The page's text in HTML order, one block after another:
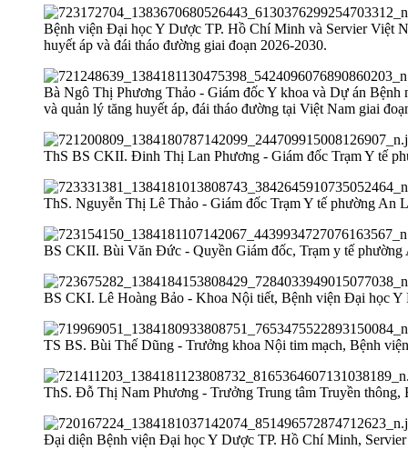
Bệnh viện Đại học Y Dược TP. Hồ Chí Minh và Servier Việt
huyết áp và đái tháo đường giai đoạn 2026-2030.
Bà Ngô Thị Phương Thảo - Giám đốc Y khoa và Dự án
và quản lý tăng huyết áp, đái tháo đường tại Việt Nam giai
ThS BS CKII. Đinh Thị Lan Phương - Giám đốc Trạm Y tế
ThS. Nguyễn Thị Lê Thảo - Giám đốc Trạm Y tế phường An
BS CKII. Bùi Văn Đức - Quyền Giám đốc, Trạm y tế phường
BS CKI. Lê Hoàng Bảo - Khoa Nội tiết, Bệnh viện Đại học Y
TS BS. Bùi Thế Dũng - Trưởng khoa Nội tim mạch, Bệnh
ThS. Đỗ Thị Nam Phương - Trưởng Trung tâm Truyền
Đại diện Bệnh viện Đại học Y Dược TP. Hồ Chí Minh,